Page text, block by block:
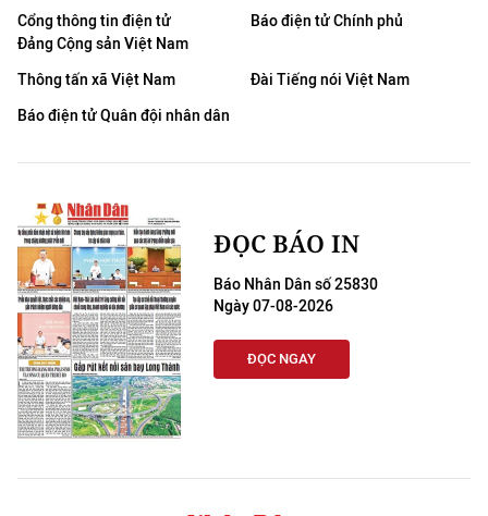
Cổng thông tin điện tử
Đảng Cộng sản Việt Nam
Báo điện tử Chính phủ
Thông tấn xã Việt Nam
Đài Tiếng nói Việt Nam
Báo điện tử Quân đội nhân dân
ĐỌC BÁO IN
Báo Nhân Dân số 25830
Ngày 07-08-2026
ĐỌC NGAY